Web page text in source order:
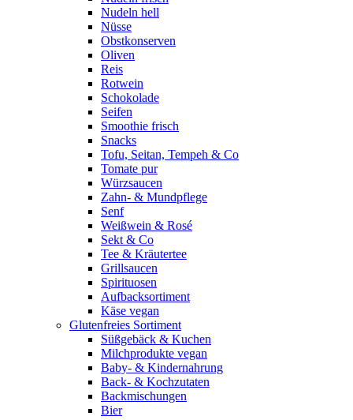
Nudeln hell
Nüsse
Obstkonserven
Oliven
Reis
Rotwein
Schokolade
Seifen
Smoothie frisch
Snacks
Tofu, Seitan, Tempeh & Co
Tomate pur
Würzsaucen
Zahn- & Mundpflege
Senf
Weißwein & Rosé
Sekt & Co
Tee & Kräutertee
Grillsaucen
Spirituosen
Aufbacksortiment
Käse vegan
Glutenfreies Sortiment
Süßgebäck & Kuchen
Milchprodukte vegan
Baby- & Kindernahrung
Back- & Kochzutaten
Backmischungen
Bier